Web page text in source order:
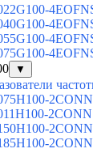
▼
2CONN
2CONN
2CONN
2CONN